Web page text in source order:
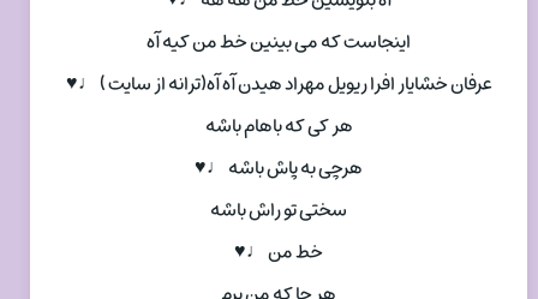
اینجاست که می بینین خط من کیه آه
عرفان خشایار افرا ریویل مهراد هیدن آه آه(ترانه از سایت ) ♩♥
هر کی که باهام باشه
هرچی به پاش باشه ♩♥
سختی تو راش باشه
خط من ♩♥